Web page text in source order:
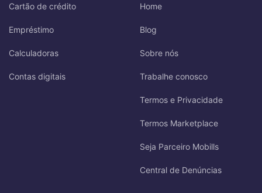
Cartão de crédito
Empréstimo
Calculadoras
Contas digitais
Home
Blog
Sobre nós
Trabalhe conosco
Termos e Privacidade
Termos Marketplace
Seja Parceiro Mobills
Central de Denúncias